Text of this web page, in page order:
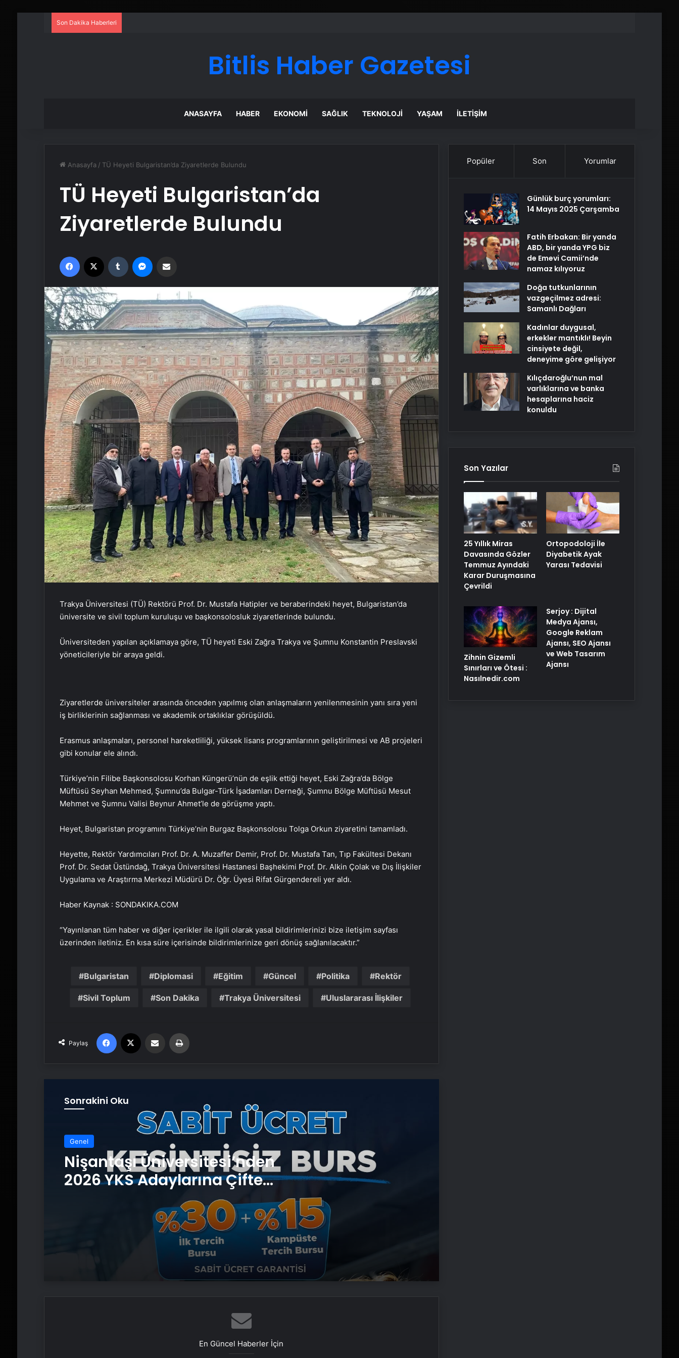
Son Dakika Haberleri
Bitlis Haber Gazetesi
ANASAYFA HABER EKONOMI SAĞLIK TEKNOLOJI YAŞAM İLETIŞIM
Anasayfa / TÜ Heyeti Bulgaristan’da Ziyaretlerde Bulundu
TÜ Heyeti Bulgaristan’da
Ziyaretlerde Bulundu
Facebook Tumblr
Trakya Üniversitesi (TÜ) Rektörü Prof. Dr. Mustafa Hatipler ve beraberindeki heyet, Bulgaristan’da
üniversite ve sivil toplum kuruluşu ve başkonsolosluk ziyaretlerinde bulundu.
Üniversiteden yapılan açıklamaya göre, TÜ heyeti Eski Zağra Trakya ve Şumnu Konstantin Preslavski
yöneticileriyle bir araya geldi.
Ziyaretlerde üniversiteler arasında önceden yapılmış olan anlaşmaların yenilenmesinin yanı sıra yeni
iş birliklerinin sağlanması ve akademik ortaklıklar görüşüldü.
Erasmus anlaşmaları, personel hareketliliği, yüksek lisans programlarının geliştirilmesi ve AB projeleri
gibi konular ele alındı.
Türkiye’nin Filibe Başkonsolosu Korhan Küngerü’nün de eşlik ettiği heyet, Eski Zağra’da Bölge
Müftüsü Seyhan Mehmed, Şumnu’da Bulgar-Türk İşadamları Derneği, Şumnu Bölge Müftüsü Mesut
Mehmet ve Şumnu Valisi Beynur Ahmet’le de görüşme yaptı.
Heyet, Bulgaristan programını Türkiye’nin Burgaz Başkonsolosu Tolga Orkun ziyaretini tamamladı.
Heyette, Rektör Yardımcıları Prof. Dr. A. Muzaffer Demir, Prof. Dr. Mustafa Tan, Tıp Fakültesi Dekanı
Prof. Dr. Sedat Üstündağ, Trakya Üniversitesi Hastanesi Başhekimi Prof. Dr. Alkin Çolak ve Dış İlişkiler
Uygulama ve Araştırma Merkezi Müdürü Dr. Öğr. Üyesi Rifat Gürgendereli yer aldı.
Haber Kaynak : SONDAKIKA.COM
“Yayınlanan tüm haber ve diğer içerikler ile ilgili olarak yasal bildirimlerinizi bize iletişim sayfası
üzerinden iletiniz. En kısa süre içerisinde bildirimlerinize geri dönüş sağlanılacaktır.”
Bulgaristan Diplomasi Eğitim Güncel Politika Rektör
Sivil Toplum Son Dakika Trakya Üniversitesi Uluslararası İlişkiler
Paylaş
Facebook Email'den paylaş
Sonrakini Oku
Genel
Nişantaşı Üniversitesi’nden
2026 YKS Adaylarına Çifte
Güvence: Sabit Ücret ve
Kesintisiz Burs
Adaylarına Çifte Güvence: Sabit
Ücret ve Kesintisiz Burs
Zihnin Gizemli Sınırları ve Ötesi :
Nasılnedir.com
Serjoy : Dijital Medya Ajansı, Google
Reklam Ajansı, SEO Ajansı ve Web
Tasarım Ajansı
UETDS Nedir ? Uetds.com İle Akıllı
Dijital Taşımacılık Yazılımı
Roxx Signature modern ve
zamansız tasarımları bir araya
getiriyor
En Güncel Haberler İçin
Popüler Son Yorumlar
Günlük burç yorumları:
14 Mayıs 2025 Çarşamba
Fatih Erbakan: Bir yanda
ABD, bir yanda YPG biz
de Emevi Camii’nde
namaz kılıyoruz
Doğa tutkunlarının
vazgeçilmez adresi:
Samanlı Dağları
Kadınlar duygusal,
erkekler mantıklı! Beyin
cinsiyete değil,
deneyime göre gelişiyor
Kılıçdaroğlu’nun mal
varlıklarına ve banka
hesaplarına haciz
konuldu
Son Yazılar
25 Yıllık Miras
Davasında Gözler
Temmuz Ayındaki
Karar Duruşmasına
Çevrildi
Ortopodoloji İle
Diyabetik Ayak
Yarası Tedavisi
Zihnin Gizemli
Sınırları ve Ötesi :
Nasılnedir.com
Serjoy : Dijital
Medya Ajansı,
Google Reklam
Ajansı, SEO Ajansı
ve Web Tasarım
Ajansı